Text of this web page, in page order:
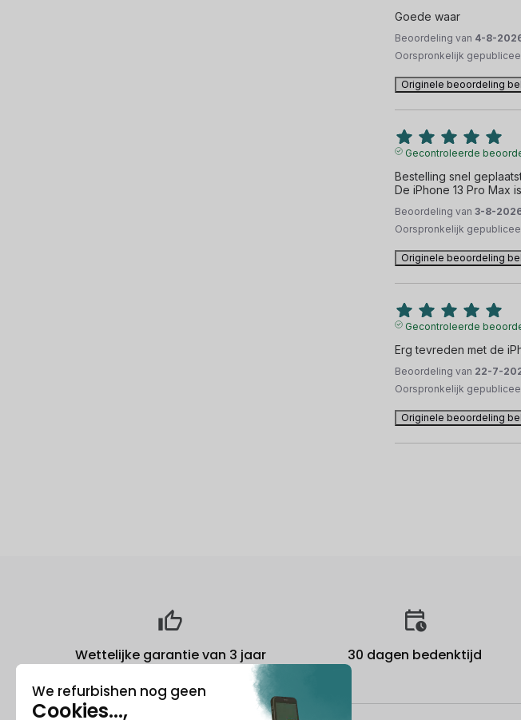
Goede waar
Beoordeling van 4-8-
Oorspronkelijk
Originele beoordeling
Gecontroleerde
Bestelling snel
De iPhone 13 Pro
Beoordeling van3-8-
Oorspronkelijk
Originele beoordeling
Gecontroleerde
Erg tevreden met de
Beoordeling van 22-7-
Oorspronkelijk
Originele beoordeling
Wettelijke garantie van 3 jaar 30 dagen bedenktijd